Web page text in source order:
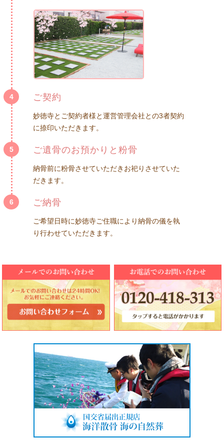
4 ご契約
妙徳寺とご契約者様と運営管理会社との3者契約
に捺印いただきます。
5 ご遺骨のお預かりと粉骨
納骨前に粉骨させていただきお祀りさせていた
だきます。
6 ご納骨
ご希望日時に妙徳寺ご住職により納骨の儀を執
り行わせていただきます。